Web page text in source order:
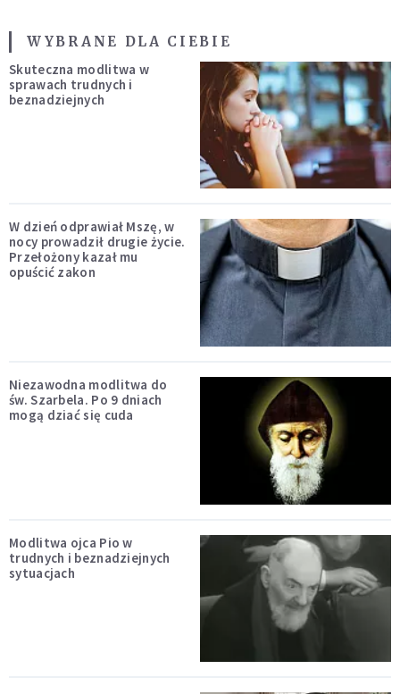
WYBRANE DLA CIEBIE
Skuteczna modlitwa w
sprawach trudnych i
beznadziejnych
W dzień odprawiał Mszę, w
nocy prowadził drugie życie.
Przełożony kazał mu
opuścić zakon
Niezawodna modlitwa do
św. Szarbela. Po 9 dniach
mogą dziać się cuda
Modlitwa ojca Pio w
trudnych i beznadziejnych
sytuacjach